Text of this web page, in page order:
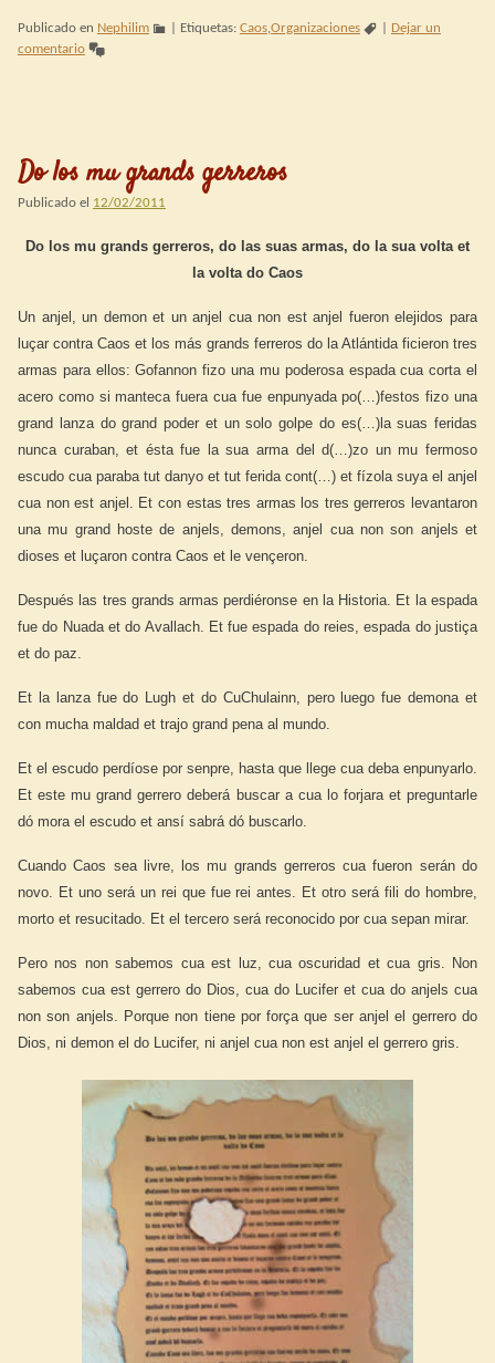
Publicado en Nephilim Etiquetas: Caos,Organizaciones
Dejar un
comentario
Do los mu grands gerreros
Publicado el 12/02/2011
Do los mu grands gerreros, do las suas armas, do la sua volta et
la volta do Caos
Un anjel, un demon et un anjel cua non est anjel fueron elejidos para
luçar contra Caos et los más grands ferreros do la Atlántida ficieron tres
armas para ellos: Gofannon fizo una mu poderosa espada cua corta el
acero como si manteca fuera cua fue enpunyada po(…)festos fizo una
grand lanza do grand poder et un solo golpe do es(…)la suas feridas
nunca curaban, et ésta fue la sua arma del d(…)zo un mu fermoso
escudo cua paraba tut danyo et tut ferida cont(…) et fízola suya el anjel
cua non est anjel. Et con estas tres armas los tres gerreros levantaron
una mu grand hoste de anjels, demons, anjel cua non son anjels et
dioses et luçaron contra Caos et le vençeron.
Después las tres grands armas perdiéronse en la Historia. Et la espada
fue do Nuada et do Avallach. Et fue espada do reies, espada do justiça
et do paz.
Et la lanza fue do Lugh et do CuChulainn, pero luego fue demona et
con mucha maldad et trajo grand pena al mundo.
Et el escudo perdíose por senpre, hasta que llege cua deba enpunyarlo.
Et este mu grand gerrero deberá buscar a cua lo forjara et preguntarle
dó mora el escudo et ansí sabrá dó buscarlo.
Cuando Caos sea livre, los mu grands gerreros cua fueron serán do
novo. Et uno será un rei que fue rei antes. Et otro será fili do hombre,
morto et resucitado. Et el tercero será reconocido por cua sepan mirar.
Pero nos non sabemos cua est luz, cua oscuridad et cua gris. Non
sabemos cua est gerrero do Dios, cua do Lucifer et cua do anjels cua
non son anjels. Porque non tiene por força que ser anjel el gerrero do
Dios, ni demon el do Lucifer, ni anjel cua non est anjel el gerrero gris.